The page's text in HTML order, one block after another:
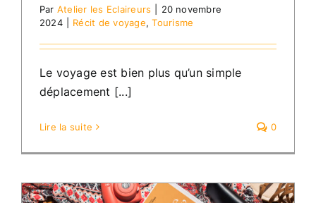
Par Atelier les Eclaireurs
20 novembre
2024
Récit de voyage,Tourisme
Le voyage est bien plus qu’un simple
déplacement [...]
Lire la suite 0